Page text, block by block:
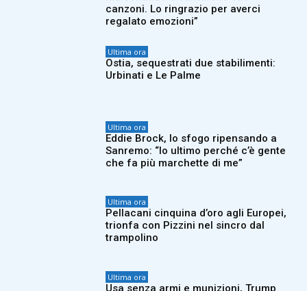
canzoni. Lo ringrazio per averci
regalato emozioni”
Ultima ora
Ostia, sequestrati due stabilimenti:
Urbinati e Le Palme
Ultima ora
Eddie Brock, lo sfogo ripensando a
Sanremo: “Io ultimo perché c’è gente
che fa più marchette di me”
Ultima ora
Pellacani cinquina d’oro agli Europei,
trionfa con Pizzini nel sincro dal
trampolino
Ultima ora
Usa senza armi e munizioni, Trump